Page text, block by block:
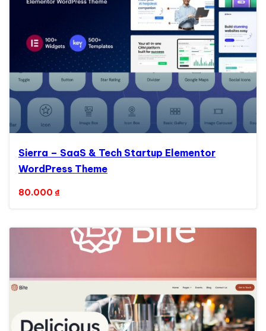
Sierra – SaaS & Tech Startup Elementor
WordPress Theme
80.000 ₫